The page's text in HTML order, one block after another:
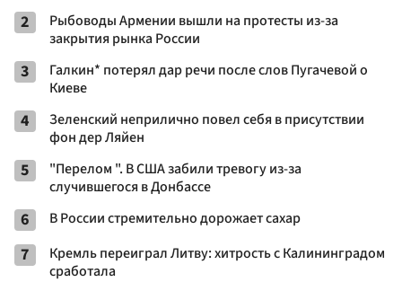
2
Рыбоводы Армении вышли на протесты из-за
закрытия рынка России
3
Галкин* потерял дар речи после слов Пугачевой о
Киеве
4
Зеленский неприлично повел cебя в присутствии
фон дер Ляйен
5
"Перелом ". В США забили тревогу из-за
случившегося в Донбассе
6 В России стремительно дорожает сахар
7
Кремль переиграл Литву: хитрость с Калининградом
сработала